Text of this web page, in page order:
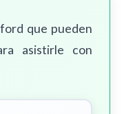
que pueden
asistirle con